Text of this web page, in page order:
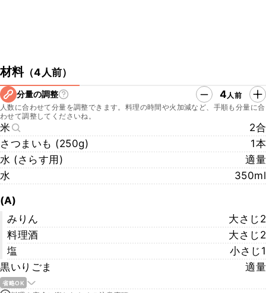
材料（4人前）
分量の調整 4人前
人数に合わせて分量を調整できます。料理の時間や火加減など、手順も分量に合
わせて調整してくださいね。
米
2合
さつまいも (250g)
1本
水 (さらす用)
適量
水
350ml
(A)
みりん
大さじ2
料理酒
大さじ2
塩
小さじ1
黒いりごま
適量
省略OK